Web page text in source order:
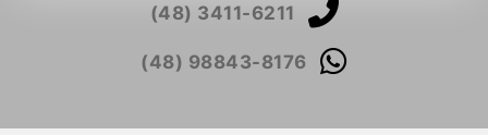
(48) 3411-6211
(48) 98843-8176